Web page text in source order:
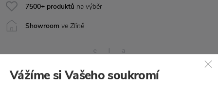
7500+ produktů na výběr
Showroom ve Zlíně
Vážíme si Vašeho soukromí